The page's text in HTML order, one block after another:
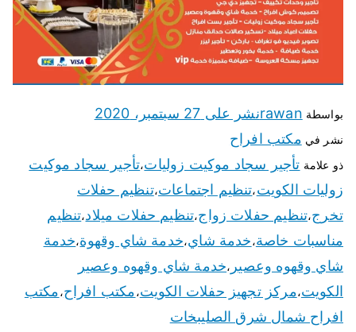
بواسطة rawanنشر على 27 سبتمبر، 2020
نشر في مكتب افراح
ذو علامة تأجير سجاد موكيت زوليات،تأجير سجاد موكيت
زوليات الكويت،تنظيم اجتماعات،تنظيم حفلات
تخرج،تنظيم حفلات زواج،تنظيم حفلات ميلاد،تنظيم
مناسبات خاصة،خدمة شاي،خدمة شاي وقهوة،خدمة
شاي وقهوه وعصير ،خدمة شاي وقهوه وعصير
الكويت،مركز تجهيز حفلات الكويت،مكتب افراح،مكتب
افراح شمال شرق الصليبخات